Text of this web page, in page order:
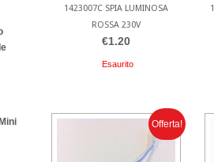
1423007C SPIA LUMINOSA
ROSSA 230V
€1.20
Esaurito
Offerta!